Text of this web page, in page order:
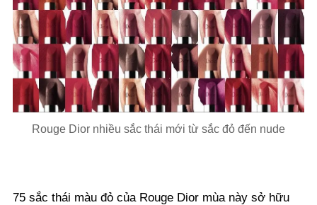
Rouge Dior nhiều sắc thái mới từ sắc đỏ đến nude
75 sắc thái màu đỏ của Rouge Dior mùa này sở hữu